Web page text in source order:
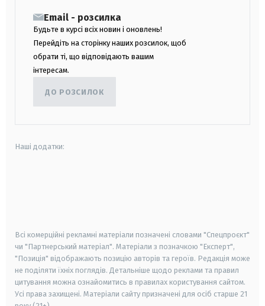
Email - розсилка
Будьте в курсі всіх новин і оновлень!
Перейдіть на сторінку наших розсилок, щоб
обрати ті, що відповідають вашим
інтересам.
ДО РОЗСИЛОК
Наші додатки:
Всі комерційні рекламні матеріали позначені словами "Спецпроєкт"
чи "Партнерський матеріал". Матеріали з позначкою "Експерт",
"Позиція" відображають позицію авторів та героїв. Редакція може
не поділяти їхніх поглядів. Детальніше щодо реклами та правил
цитування можна ознайомитись в правилах користування сайтом.
Усі права захищені. Матеріали сайту призначені для осіб старше 21